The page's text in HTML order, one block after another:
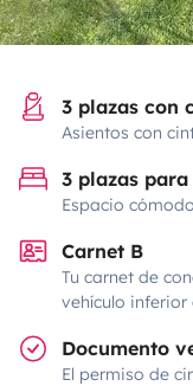
3 plazas con
Asientos con
3 plazas
Espacio
Carnet B
Tu carnet de
vehículo inferior
Documento
El permiso de